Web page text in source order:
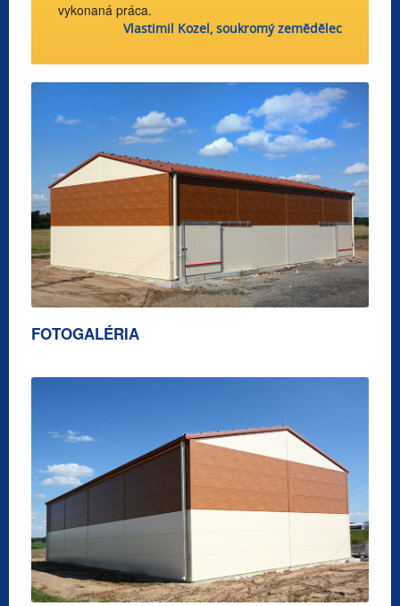
vykonaná práca.
Vlastimil Kozel, soukromý zemědělec
FOTOGALÉRIA